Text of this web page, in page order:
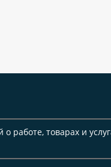
работе, товарах и